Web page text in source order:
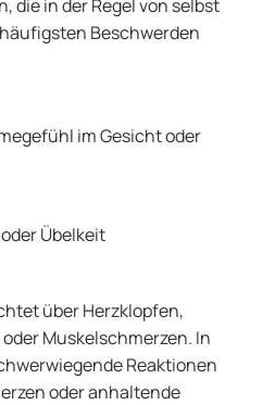
die in der Regel von selbst
Beschwerden
im Gesicht oder
oder Übelkeit
über Herzklopfen,
Muskelschmerzen. In
Reaktionen
oder anhaltende